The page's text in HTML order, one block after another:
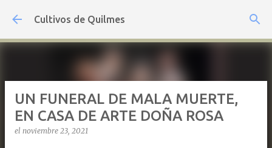
Ir al contenido principal
Cultivos de Quilmes
UN FUNERAL DE MALA MUERTE,
EN CASA DE ARTE DOÑA ROSA
el noviembre 23, 2021